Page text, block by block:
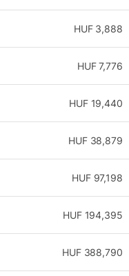
3,888
HUF
7,776
HUF
19,440
HUF
38,879
HUF
97,198
HUF
194,395
HUF
388,790
HUF